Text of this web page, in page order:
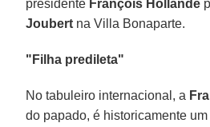
presidente François Hollande
Joubert na Villa Bonaparte.
"Filha predileta"
No tabuleiro internacional, a
do papado, é historicamente